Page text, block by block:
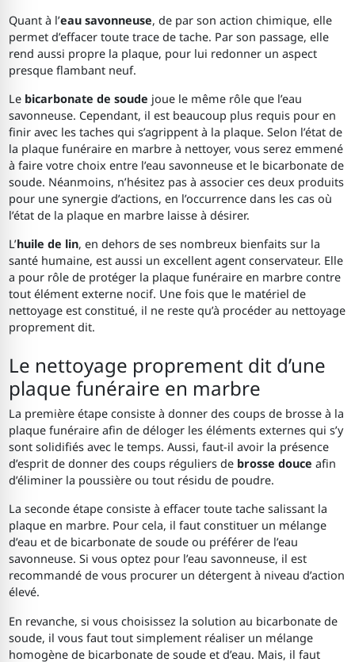
Quant à l’eau savonneuse, de par son action chimique, elle
permet d’effacer toute trace de tache. Par son passage, elle
rend aussi propre la plaque, pour lui redonner un aspect
presque flambant neuf.
Le bicarbonate de soude joue le même rôle que l’eau
savonneuse. Cependant, il est beaucoup plus requis pour en
finir avec les taches qui s’agrippent à la plaque. Selon l’état de
la plaque funéraire en marbre à nettoyer, vous serez emmené
à faire votre choix entre l’eau savonneuse et le bicarbonate de
soude. Néanmoins, n’hésitez pas à associer ces deux produits
pour une synergie d’actions, en l’occurrence dans les cas où
l’état de la plaque en marbre laisse à désirer.
L’huile de lin, en dehors de ses nombreux bienfaits sur la
santé humaine, est aussi un excellent agent conservateur. Elle
a pour rôle de protéger la plaque funéraire en marbre contre
tout élément externe nocif. Une fois que le matériel de
nettoyage est constitué, il ne reste qu’à procéder au nettoyage
proprement dit.
Le nettoyage proprement dit d’une
plaque funéraire en marbre
La première étape consiste à donner des coups de brosse à la
plaque funéraire afin de déloger les éléments externes qui s’y
sont solidifiés avec le temps. Aussi, faut-il avoir la présence
d’esprit de donner des coups réguliers de brosse douce afin
d’éliminer la poussière ou tout résidu de poudre.
La seconde étape consiste à effacer toute tache salissant la
plaque en marbre. Pour cela, il faut constituer un mélange
d’eau et de bicarbonate de soude ou préférer de l’eau
savonneuse. Si vous optez pour l’eau savonneuse, il est
recommandé de vous procurer un détergent à niveau d’action
élevé.
En revanche, si vous choisissez la solution au bicarbonate de
soude, il vous faut tout simplement réaliser un mélange
homogène de bicarbonate de soude et d’eau. Mais, il faut